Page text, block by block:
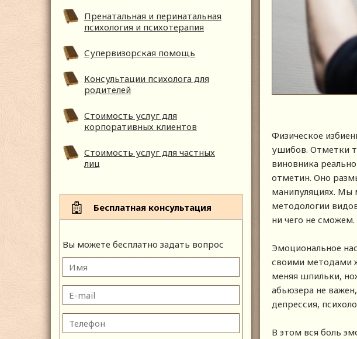
Пренатальная и перинатальная
психология и психотерапия
Супервизорская помощь
Консультации психолога для
родителей
Стоимость услуг для
корпоративных клиентов
Стоимость услуг для частных
лиц
Бесплатная консультация
Вы можете бесплатно задать вопрос
Физическое
ушибов. Отметки
виновника
отметин. Оно
манипуляциях. Мы
методологии
ни чего не сможем.
Эмоциональное
своими методами
меняя шпильки,
абьюзера не
депрессия,
В этом вся боль